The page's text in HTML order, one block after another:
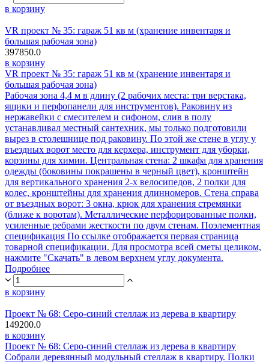
в корзину
VR проект № 35: гараж 51 кв м (хранение инвентаря и
большая рабочая зона)
397850.0
в корзину
VR проект № 35: гараж 51 кв м (хранение инвентаря и
большая рабочая зона)
Рабочая зона 4,4 м в длину (2 рабочих места: три верстака,
ящики и перфопанели для инструментов). Раковину из
нержавейки с смесителем и сифоном, слив в полу
устанавливал местный сантехник, мы только подготовили
вырез в столешнице под раковину. По этой же стене в углу у
въездных ворот место для керхера, инструмент для уборки,
корзины для химии. Центральная стена: 2 шкафа для хранения
одежды (боковины покрашены в черный цвет), кронштейн
для вертикального хранения 2-х велосипедов, 2 полки для
колес, кронштейны для хранения длинномеров. Стена справа
от въездных ворот: 3 окна, крюк для хранения стремянки
(ближе к воротам). Металлические перфорированные полки,
усиленные ребрами жесткости по двум стенам. Поэлементная
спецификация По ссылке отображается первая страница
товарной спецификации. Для просмотра всей сметы целиком,
нажмите "Скачать" в левом верхнем углу документа.
Подробнее
в корзину
Проект № 68: Серо-синий стеллаж из дерева в квартиру
149200.0
в корзину
Проект № 68: Серо-синий стеллаж из дерева в квартиру
Собрали деревянный модульный стеллаж в квартиру. Полки